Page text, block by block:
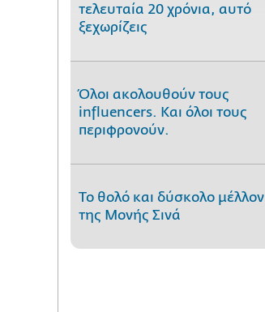
τελευταία 20 χρόνια, αυτό
ξεχωρίζεις
Όλοι ακολουθούν τους
influencers. Και όλοι τους
περιφρονούν.
Το θολό και δύσκολο μέλλον
της Μονής Σινά